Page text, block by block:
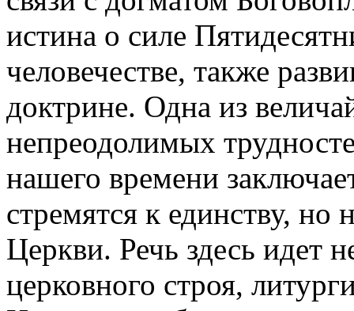
истина о силе
человечестве, также
доктрине. Одна из
непреодолимых
нашего времени
стремятся к единству,
Церкви. Речь здесь идет
церковного строя,